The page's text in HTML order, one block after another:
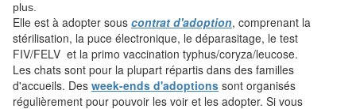
plus.
Elle est à adopter sous contrat d'adoption, comprenant la
stérilisation, la puce électronique, le déparasitage, le test
FIV/FELV et la primo vaccination typhus/coryza/leucose.
Les chats sont pour la plupart répartis dans des familles
d'accueils. Des week-ends d'adoptions sont organisés
régulièrement pour pouvoir les voir et les adopter. Si vous